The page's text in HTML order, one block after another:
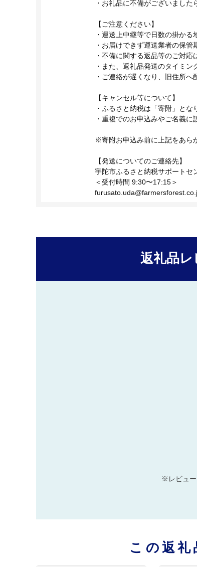
・お礼品に不備がございまし
【ご注意ください】
・運送上中継等で日数の掛か
・お届けできず運送業者の保
・不備に関する返品等のご対
・また、返礼品発送のタイミ
・ご連絡が遅くなり、旧住所
【キャンセル等について】
・ふるさと納税は「寄附」と
・重複でのお申込みやご名義に
※寄附お申込み前に上記をあら
【発送についてのご連絡先】
宇陀市ふるさと納税サポートセ
＜受付時間 9:30〜17:15＞
返礼品レ
※レビュー
この返